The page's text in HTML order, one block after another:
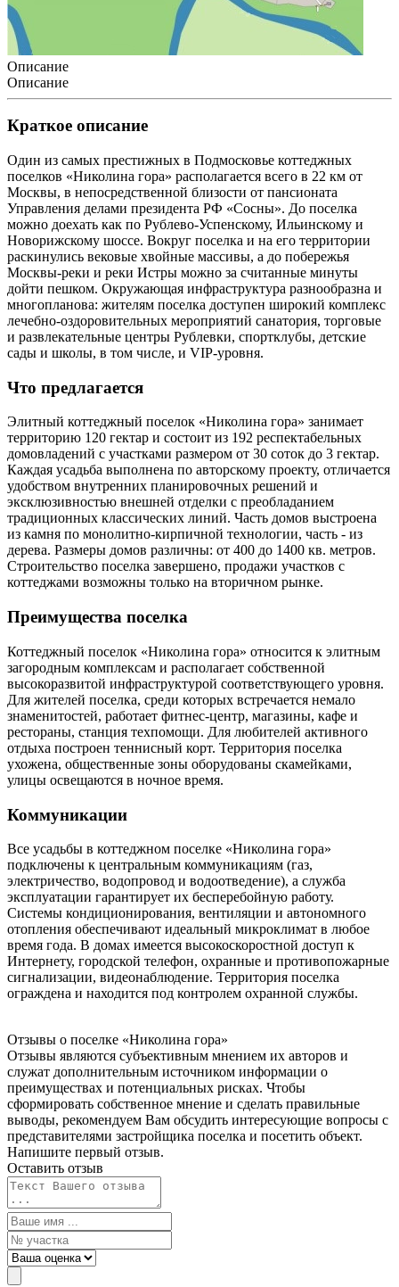
Описание
Описание
Краткое описание
Один из самых престижных в Подмосковье коттеджных
поселков «Николина гора» располагается всего в 22 км от
Москвы, в непосредственной близости от пансионата
Управления делами президента РФ «Сосны». До поселка
можно доехать как по Рублево-Успенскому, Ильинскому и
Новорижскому шоссе. Вокруг поселка и на его территории
раскинулись вековые хвойные массивы, а до побережья
Москвы-реки и реки Истры можно за считанные минуты
дойти пешком. Окружающая инфраструктура разнообразна и
многопланова: жителям поселка доступен широкий комплекс
лечебно-оздоровительных мероприятий санатория, торговые
и развлекательные центры Рублевки, спортклубы, детские
сады и школы, в том числе, и VIP-уровня.
Что предлагается
Элитный коттеджный поселок «Николина гора» занимает
территорию 120 гектар и состоит из 192 респектабельных
домовладений с участками размером от 30 соток до 3 гектар.
Каждая усадьба выполнена по авторскому проекту, отличается
удобством внутренних планировочных решений и
эксклюзивностью внешней отделки с преобладанием
традиционных классических линий. Часть домов выстроена
из камня по монолитно-кирпичной технологии, часть - из
дерева. Размеры домов различны: от 400 до 1400 кв. метров.
Строительство поселка завершено, продажи участков с
коттеджами возможны только на вторичном рынке.
Преимущества поселка
Коттеджный поселок «Николина гора» относится к элитным
загородным комплексам и располагает собственной
высокоразвитой инфраструктурой соответствующего уровня.
Для жителей поселка, среди которых встречается немало
знаменитостей, работает фитнес-центр, магазины, кафе и
рестораны, станция техпомощи. Для любителей активного
отдыха построен теннисный корт. Территория поселка
ухожена, общественные зоны оборудованы скамейками,
улицы освещаются в ночное время.
Коммуникации
Все усадьбы в коттеджном поселке «Николина гора»
подключены к центральным коммуникациям (газ,
электричество, водопровод и водоотведение), а служба
эксплуатации гарантирует их бесперебойную работу.
Системы кондиционирования, вентиляции и автономного
отопления обеспечивают идеальный микроклимат в любое
время года. В домах имеется высокоскоростной доступ к
Интернету, городской телефон, охранные и противопожарные
сигнализации, видеонаблюдение. Территория поселка
ограждена и находится под контролем охранной службы.
Отзывы о поселке «Николина гора»
Отзывы являются субъективным мнением их авторов и
служат дополнительным источником информации о
преимуществах и потенциальных рисках. Чтобы
сформировать собственное мнение и сделать правильные
выводы, рекомендуем Вам обсудить интересующие вопросы с
представителями застройщика поселка и посетить объект.
Напишите первый отзыв.
Оставить отзыв